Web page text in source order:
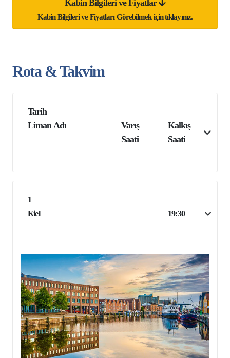
Kabin Bilgileri ve Fiyatlar
Kabin Bilgileri ve Fiyatları Görebilmek için tıklayınız.
Rota & Takvim
Tarih
Liman Adı
Varış
Saati
Kalkış
Saati
1
Kiel
19:30